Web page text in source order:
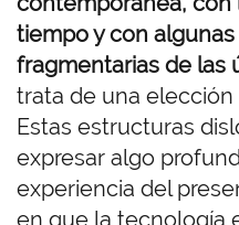
tiempo y con
fragmentarias de las
trata de una
Estas estructuras
expresar algo
experiencia del
en que la tecnología